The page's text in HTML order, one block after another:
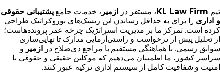
تیم KL Law Firm ، مستقر در ازمیر ، خدمات جامع پشتیبانی حقوقی
و اداری را برای به حداقل رساندن این ریسک‌های بوروکراتیک طراحی
کرده است. تمرکز ما بر مدیریت استراتژیک چرخه عمر پرونده‌هاست؛
از تحلیل پیش از درخواست و راستی‌آزمایی مدارک تا نهایی‌سازی
سوابق رسمی. با هماهنگی مستقیم با مراجع ذی‌صلاح در
ازمیر و
سراسر کشور، ما اطمینان می‌دهیم که موکلین حقیقی و حقوقی با
امنیت و شفافیت کامل از سیستم اداری ترکیه عبور کنند.